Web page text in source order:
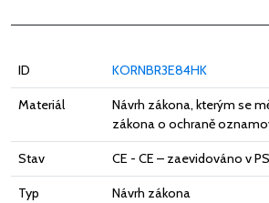
ID KORNBR3E84HK
Materiál
Návrh zákona, kterým se
zákona o ochraně
Stav CE - CE – zaevidováno v
Typ Návrh zákona